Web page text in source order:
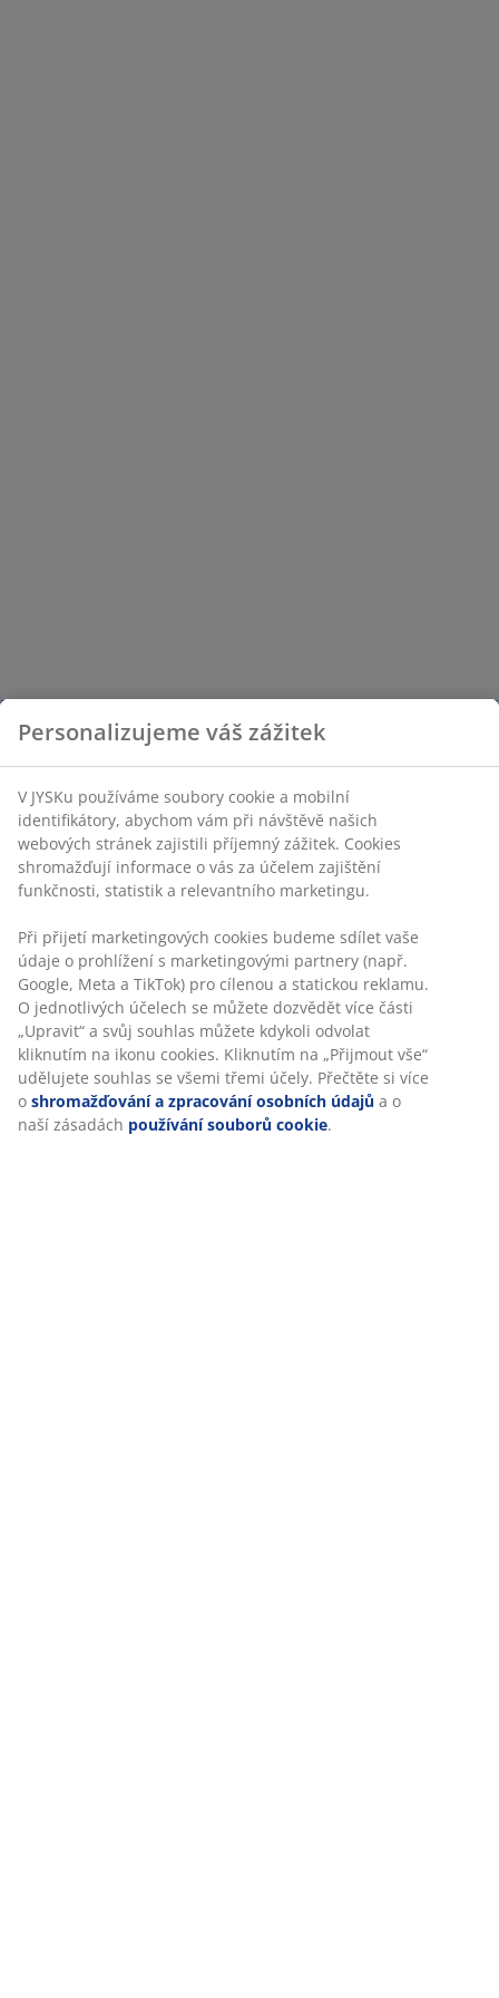
Personalizujeme váš zážitek
V JYSKu používáme soubory cookie a mobilní
identifikátory, abychom vám při návštěvě našich
webových stránek zajistili příjemný zážitek. Cookies
shromažďují informace o vás za účelem zajištění
funkčnosti, statistik a relevantního marketingu.
Při přijetí marketingových cookies budeme sdílet vaše
údaje o prohlížení s marketingovými partnery (např.
Google, Meta a TikTok) pro cílenou a statickou reklamu.
O jednotlivých účelech se můžete dozvědět více části
„Upravit“ a svůj souhlas můžete kdykoli odvolat
kliknutím na ikonu cookies. Kliknutím na „Přijmout vše“
udělujete souhlas se všemi třemi účely. Přečtěte si více
o shromažďování a zpracování osobních údajů a o
naší zásadách používání souborů cookie.